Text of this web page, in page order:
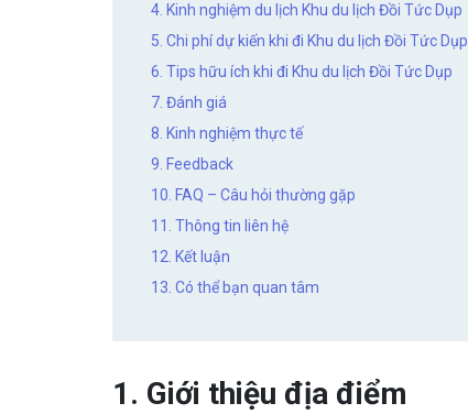
4. Kinh nghiệm du lịch Khu du lịch Đồi Tức Dụp
5. Chi phí dự kiến khi đi Khu du lịch Đồi Tức Dụp
6. Tips hữu ích khi đi Khu du lịch Đồi Tức Dụp
7. Đánh giá
8. Kinh nghiệm thực tế
9. Feedback
10. FAQ – Câu hỏi thường gặp
11. Thông tin liên hệ
12. Kết luận
13. Có thể bạn quan tâm
1. Giới thiệu địa điểm